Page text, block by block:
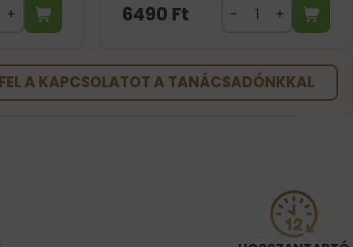
6490 Ft
A KAPCSOLATOT A TANÁCSADÓNKKAL